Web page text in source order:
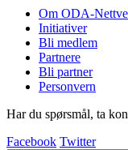
Om ODA-
Initiativer
Bli medlem
Partnere
Bli partner
Personvern
Har du spørsmål, ta
Facebook Twitter